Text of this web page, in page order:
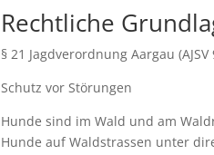
Rechtliche
§ 21 Jagdverordnung Aargau (AJSV
Schutz vor Störungen
Hunde sind im Wald und am
Hunde auf Waldstrassen unter